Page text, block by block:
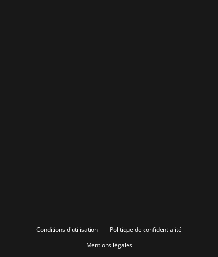
Conditions d'utilisation
Politique de confidentialité
Mentions légales